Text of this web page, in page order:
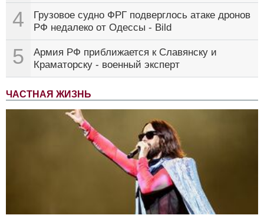
4
Грузовое судно ФРГ подверглось атаке дронов
РФ недалеко от Одессы - Bild
5
Армия РФ приближается к Славянску и
Краматорску - военный эксперт
ЧАСТНАЯ ЖИЗНЬ